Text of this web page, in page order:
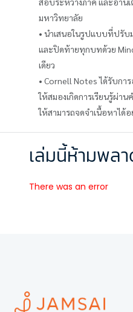
มหาวิทยาลัย
• นำเสนอในรูปแบบที่ปรับ
และปิดท้ายทุกบทด้วย
เดียว
• Cornell Notes ได้รับก
ให้สมองเกิดการเรียนรู้ผ่า
ให้สามารถจดจำเนื้อหาได้
เล่มนี้ห้ามพล
There was an error